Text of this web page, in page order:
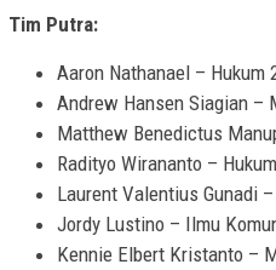
Tim Putra:
Aaron Nathanael – Hukum
Andrew Hansen Siagian –
Matthew Benedictus
Radityo Wirananto –
Laurent Valentius Gunadi
Jordy Lustino – Ilmu
Kennie Elbert Kristanto –